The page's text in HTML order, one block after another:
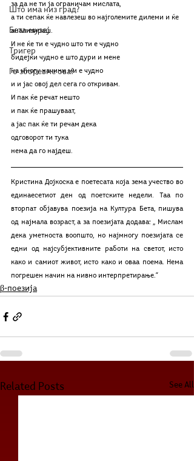
Што има низ град?
Бета-музеј
Тригер
Го зборевме ова?
за да не ти ја ограничам мислата,
а ти сепак ќе навлезеш во најголемите дилеми и ќе
анализираш.
И не ќе ти е чудно што ти е чудно
бидејќи чудно е што дури и мене
на многу начини ми е чудно
и и јас овој дел сега го откривам.
И пак ќе речат нешто
и пак ќе прашуваат,
а јас пак ќе ти речам дека
одговорот ти тука
нема да го најдеш.
Кристина Дојкоска е поетесата која зема учество во
единаесетиот ден од поетските недели. Таа по
вторпат објавува поезија на Култура Бета, пишува
од најмала возраст, а за поезијата додава: „ Мислам
дека уметноста воопшто, но најмногу поезијата се
едни од најсубјективните работи на светот, исто
како и самиот живот, исто како и оваа поема. Нема
погрешен начин на нивно интерпретирање.“
β-поезија
Related Posts See All